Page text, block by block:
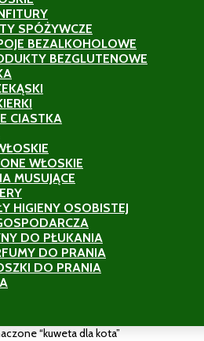
SPÓŻYWCZE
BEZALKOHOLOWE
BEZGLUTENOWE
CIASTKA
WŁOSKIE
MUSUJĄCE
HIGIENY OSOBISTEJ
DO PŁUKANIA
DO PRANIA
DO PRANIA
“kuweta dla kota”